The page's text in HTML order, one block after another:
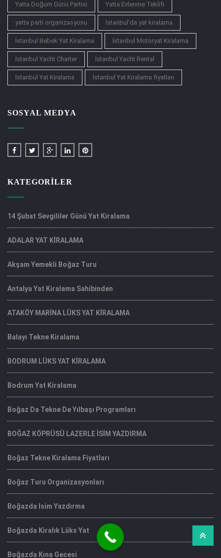
Yatta Doğum Günü Partisi Yatta Evlenme Teklifi
yatta parti organizasyonu İstanbul'da yat kiralama
İstanbul Bebek Yat Kiralama İstanbul Motoryat Kiralama
İstanbul Yacht Charter İstanbul Yacht Rental
İstanbul Yat Kiralama İstanbul Yat Kiralama fiyatları
SOSYAL MEDYA
KATEGORILER
14 Şubat Sevgililer Günü Yat Kiralama
ADALAR YAT KİRALAMA
Akşam Yemekli Boğaz Turu
Antalya Yat Kiralama Sahibinden
ATAKÖY MARİNA LÜKS YAT KİRALAMA
Balayı Tekne Kiralama
BODRUM LÜKS YAT KİRALAMA
Bodrum Yat Kiralama
Boğaz Da Tekne De Yılbaşı Programları
BOĞAZ KÖPRÜSÜ LAZERLE İSİM YAZDIRMA
Boğaz Tekne Kiralama Fiyatları
Boğaz Turu Organizasyonları
Boğazda Isim Yazdırma
Boğazda Kiralık Lüks Yat
Boğazda Kına Gecesi